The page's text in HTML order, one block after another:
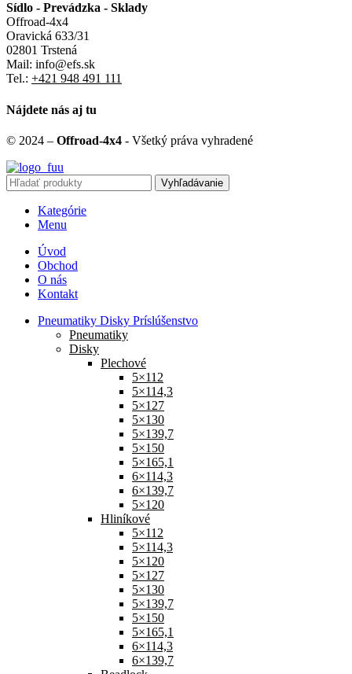
Sídlo - Prevádzka - Sklady
Offroad-4x4
Oravická 633/31
02801 Trstená
Mail: info@efs.sk
Tel.: +421 948 491 111
Nájdete nás aj tu
© 2024 – Offroad-4x4 - Všetký práva vyhradené
Vyhľadávanie
Kategórie
Menu
Úvod
Obchod
O nás
Kontakt
Pneumatiky Disky Príslúšenstvo
Pneumatiky
Disky
Plechové
5×112
5×114,3
5×127
5×130
5×139,7
5×150
5×165,1
6×114,3
6×139,7
5×120
Hliníkové
5×112
5×114,3
5×120
5×127
5×130
5×139,7
5×150
5×165,1
6×114,3
6×139,7